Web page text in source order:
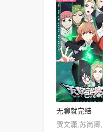
已完结
无聊就完结